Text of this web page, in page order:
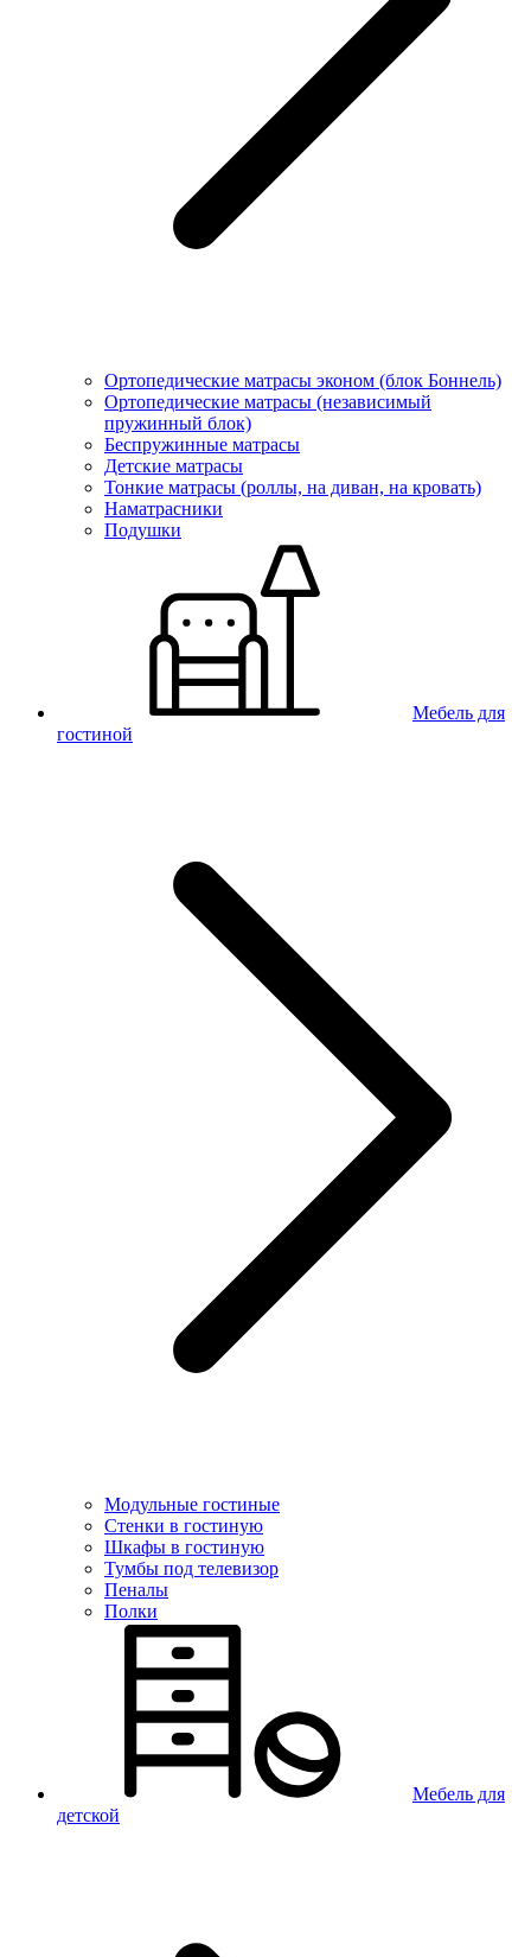
Ортопедические матрасы эконом (блок Боннель)
Ортопедические матрасы (независимый
пружинный блок)
Беcпружинные матрасы
Детские матрасы
Тонкие матрасы (роллы, на диван, на кровать)
Наматрасники
Подушки
Мебель для
гостиной
Модульные гостиные
Стенки в гостиную
Шкафы в гостиную
Тумбы под телевизор
Пеналы
Полки
Мебель для
детской